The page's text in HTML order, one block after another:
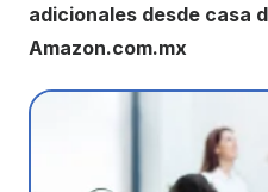
adicionales desde casa
Amazon.com.mx